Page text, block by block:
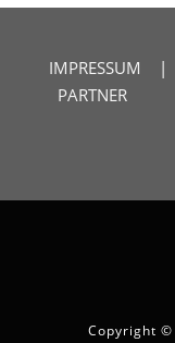
IMPRESSUM |
PARTNER
Copyright ©